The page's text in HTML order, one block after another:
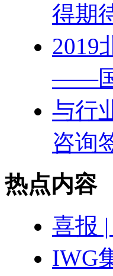
得期
2019
——国
与行
咨询
热点内容
喜报
IWG